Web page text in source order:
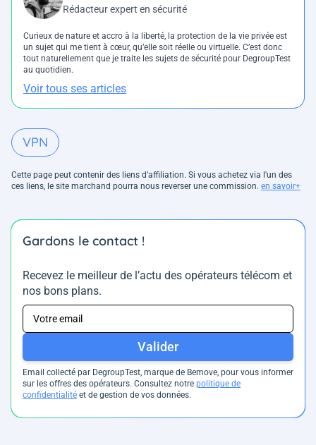
Rédacteur expert en sécurité
Curieux de nature et accro à la liberté, la protection de la vie privée est
un sujet qui me tient à cœur, qu’elle soit réelle ou virtuelle. C’est donc
tout naturellement que je traite les sujets de sécurité pour DegroupTest
au quotidien.
Voir tous ses articles
VPN
Cette page peut contenir des liens d’affiliation. Si vous achetez via l'un des
ces liens, le site marchand pourra nous reverser une commission. en savoir+
Gardons le contact !
Recevez le meilleur de l’actu des opérateurs télécom et
nos bons plans.
Valider
Email collecté par DegroupTest, marque de Bemove, pour vous informer
sur les offres des opérateurs. Consultez notre politique de
confidentialité et de gestion de vos données.